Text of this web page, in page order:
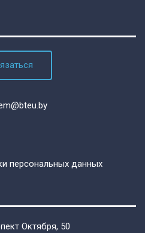
персональных данных
Октября, 50